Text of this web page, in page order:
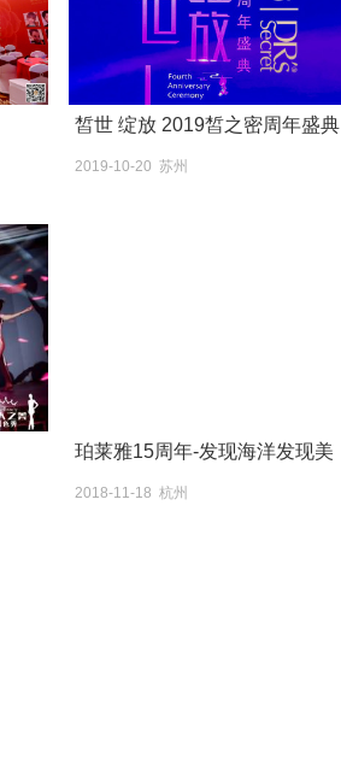
皙世 绽放 2019皙之密周年盛典
2019-10-20 苏州
珀莱雅15周年-发现海洋发现美
2018-11-18 杭州